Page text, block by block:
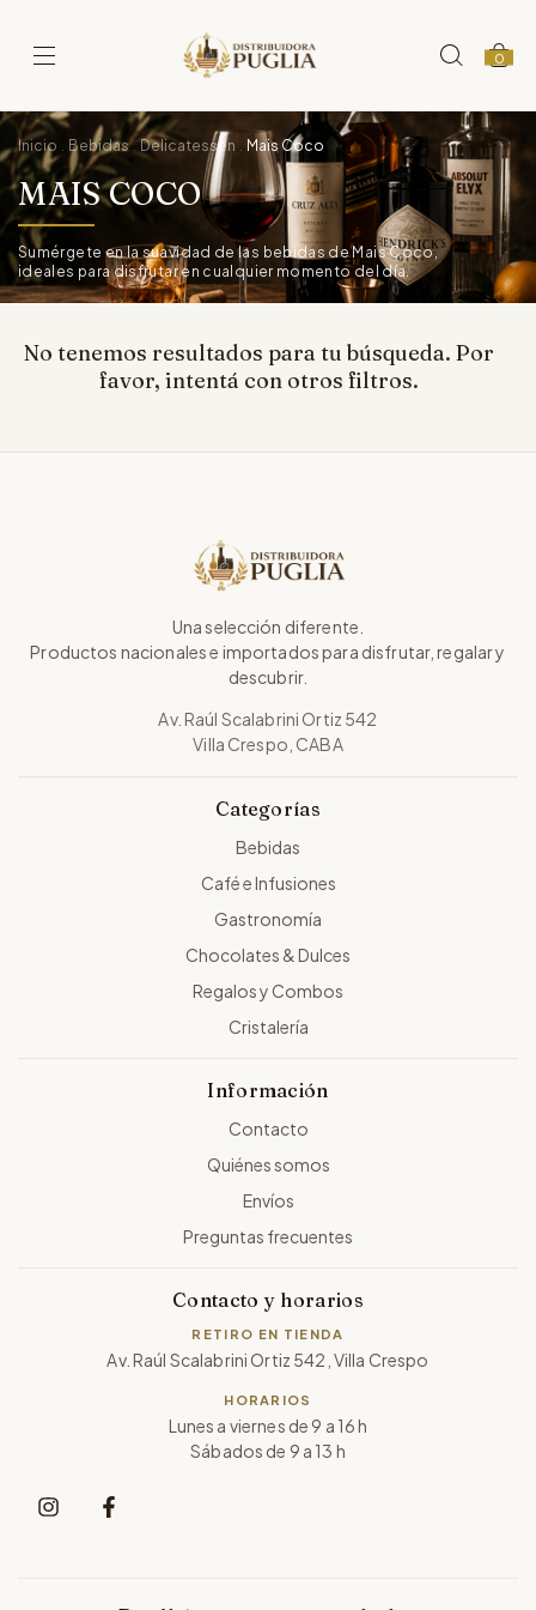
0
Inicio . Bebidas . Delicatessen . Mais Coco
MAIS COCO
Sumérgete en la suavidad de las bebidas de Mais Coco,
ideales para disfrutar en cualquier momento del día.
No tenemos resultados para tu búsqueda. Por
favor, intentá con otros filtros.
Una selección diferente.
Productos nacionales e importados para disfrutar, regalar y
descubrir.
Av. Raúl Scalabrini Ortiz 542
Villa Crespo, CABA
Categorías
Bebidas
Café e Infusiones
Gastronomía
Chocolates & Dulces
Regalos y Combos
Cristalería
Información
Contacto
Quiénes somos
Envíos
Preguntas frecuentes
Contacto y horarios
RETIRO EN TIENDA
Av. Raúl Scalabrini Ortiz 542, Villa Crespo
HORARIOS
Lunes a viernes de 9 a 16 h
Sábados de 9 a 13 h